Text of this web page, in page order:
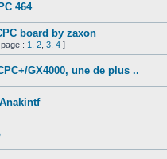
464
board by zaxon
: 1 2 3 4 ]
GX4000, une de plus ..